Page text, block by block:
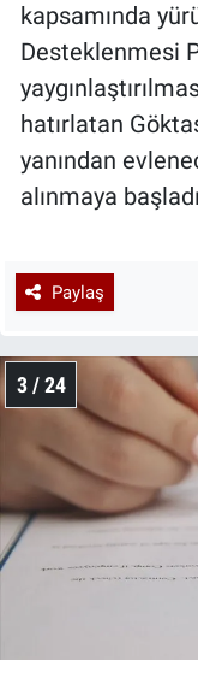
kapsamında
Desteklenmesi
hatırlatan
yanından
alınmaya
Paylaş
3 / 24